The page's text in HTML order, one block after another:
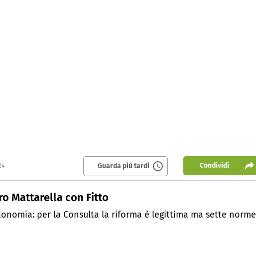
Guarda più tardi Condividi
Mattarella con Fitto
per la Consulta la riforma è legittima ma sette norme